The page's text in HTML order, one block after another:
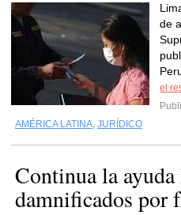
de
el
AMÉRICA LATINA, JURÍDICO
Continua la
damnificados por